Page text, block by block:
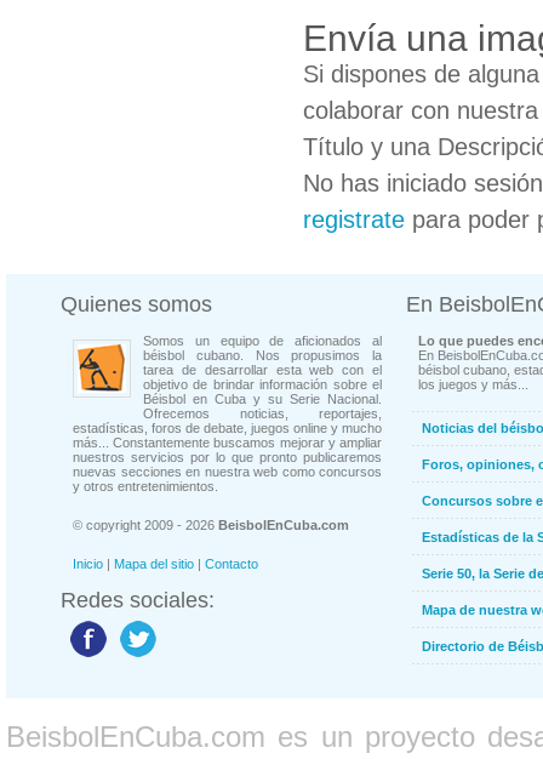
Envía una
Si dispones de
colaborar con
Título y una
No has iniciado
registrate para poder
Quienes somos
Somos un equipo de aficionados al
béisbol cubano. Nos propusimos la
tarea de desarrollar esta web con el
objetivo de brindar información sobre el
Béisbol en Cuba y su Serie Nacional.
Ofrecemos noticias, reportajes,
estadísticas, foros de debate, juegos online y mucho
más... Constantemente buscamos mejorar y ampliar
nuestros servicios por lo que pronto publicaremos
nuevas secciones en nuestra web como concursos
y otros entretenimientos.
© copyright 2009 - 2026 BeisbolEnCuba.com
Inicio | Mapa del sitio | Contacto
Redes sociales:
En
Lo que puedes
En
béisbol cubano,
los juegos y más...
Noticias del
Foros, opiniones,
Concursos sobre
Estadísticas de la
Serie 50, la Serie
Mapa de nuestra
Directorio de
BeisbolEnCuba.com es un proyecto